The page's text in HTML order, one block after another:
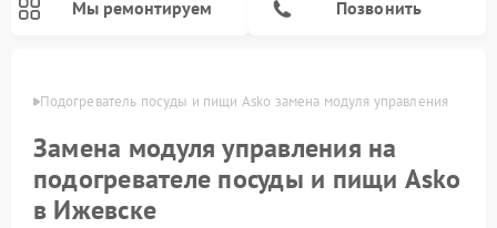
Мы ремонтируем Позвонить
Подогреватель посуды и пищи Asko замена модуля управления
Замена модуля управления на
подогревателе посуды и пищи Asko
в Ижевске